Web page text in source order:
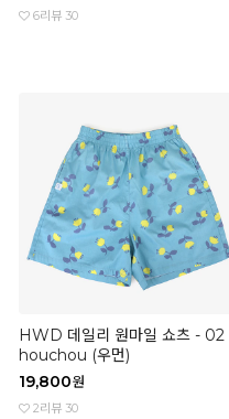
6리뷰 30
HWD 데일리 원마일 쇼츠 - 02
houchou (우먼)
19,800원
2리뷰 30